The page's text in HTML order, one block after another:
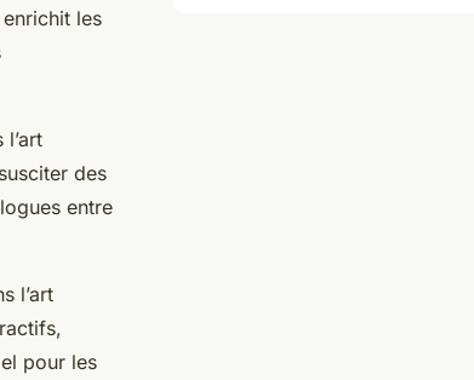
les
l’art
des
entre
l’art
pour les